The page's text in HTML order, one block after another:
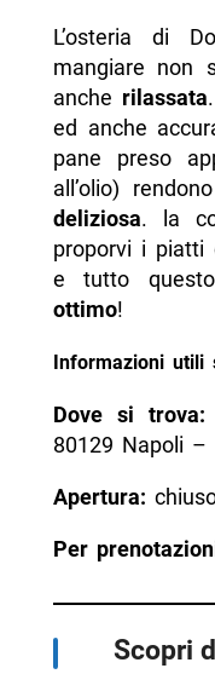
L’osteria di
mangiare non
anche rilassata
ed anche
pane preso
all’olio)
deliziosa. la
proporvi i piatti
e tutto
ottimo!
Informazioni utili
Dove si trova:
80129 Napoli –
Apertura:
Per
Scopri